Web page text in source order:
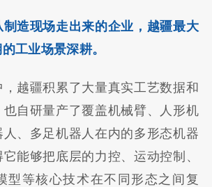
造现场走出来的企业，越疆最大
工业场景深耕。
越疆积累了大量真实工艺数据和
自研量产了覆盖机械臂、人形机
、多足机器人在内的多形态机器
能够把底层的力控、运动控制、
型等核心技术在不同形态之间复